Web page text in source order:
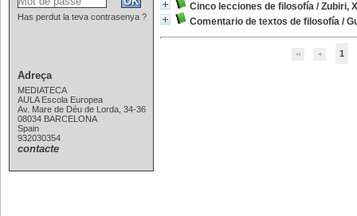
Cinco lecciones de filosofía /Zubiri,
Comentario de textos de filosofía /
1
Has perdut la teva contrasenya ?
Adreça
MEDIATECA
AULA Escola Europea
Av. Mare de Déu de Lorda, 34-36
08034 BARCELONA
Spain
932030354
contacte